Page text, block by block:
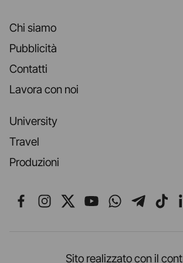
Chi siamo
Pubblicità
Contatti
Lavora con noi
University
Travel
Produzioni
Seguici su Facebook
Seguici su Instagram
Seguici su X
Seguici su
Seguici su
Sito realizzato con il